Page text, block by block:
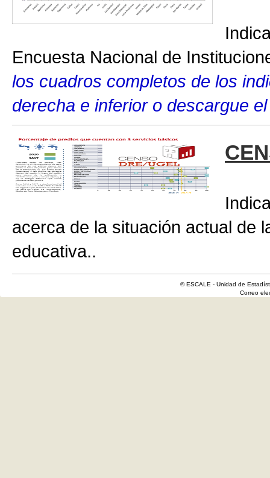
Encuesta Nacional de
los cuadros completos de los
derecha e inferior o descargue
acerca de la situación actual de
educativa..
© ESCALE - Unidad de
Correo